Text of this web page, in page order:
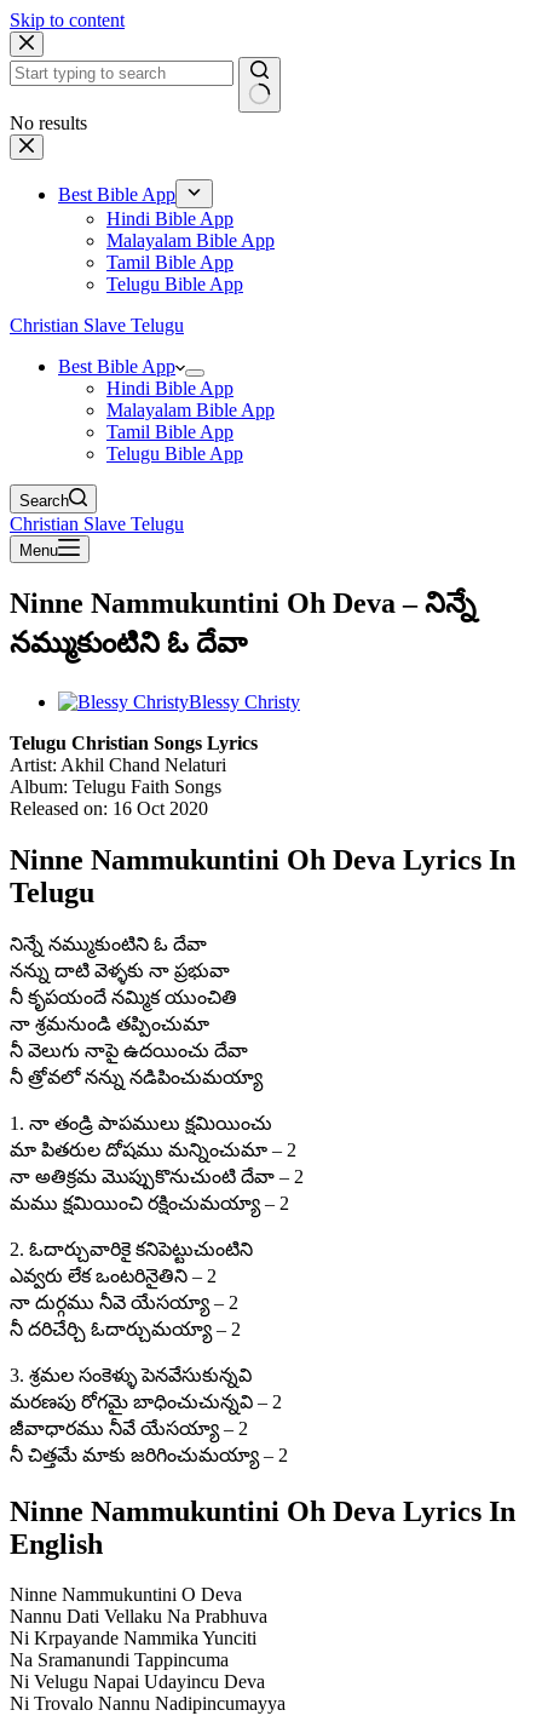
Skip to content
No results
Best Bible App
Hindi Bible App
Malayalam Bible App
Tamil Bible App
Telugu Bible App
Christian Slave Telugu
Best Bible App
Hindi Bible App
Malayalam Bible App
Tamil Bible App
Telugu Bible App
Search
Christian Slave Telugu
Menu
Ninne Nammukuntini Oh Deva – నిన్నే
నమ్ముకుంటిని ఓ దేవా
Blessy Christy
Telugu Christian Songs Lyrics
Artist: Akhil Chand Nelaturi
Album: Telugu Faith Songs
Released on: 16 Oct 2020
Ninne Nammukuntini Oh Deva Lyrics In
Telugu
నిన్నే నమ్ముకుంటిని ఓ దేవా
నన్ను దాటి వెళ్ళకు నా ప్రభువా
నీ కృపయందే నమ్మిక యుంచితి
నా శ్రమనుండి తప్పించుమా
నీ వెలుగు నాపై ఉదయించు దేవా
నీ త్రోవలో నన్ను నడిపించుమయ్యా
1. నా తండ్రి పాపములు క్షమియించు
మా పితరుల దోషము మన్నించుమా – 2
నా అతిక్రమ మొప్పుకొనుచుంటి దేవా – 2
మము క్షమియించి రక్షించుమయ్యా – 2
2. ఓదార్చువారికై కనిపెట్టుచుంటిని
ఎవ్వరు లేక ఒంటరినైతిని – 2
నా దుర్గము నీవె యేసయ్యా – 2
నీ దరిచేర్చి ఓదార్చుమయ్యా – 2
3. శ్రమల సంకెళ్ళు పెనవేసుకున్నవి
మరణపు రోగమై బాధించుచున్నవి – 2
జీవాధారము నీవే యేసయ్యా – 2
నీ చిత్తమే మాకు జరిగించుమయ్యా – 2
Ninne Nammukuntini Oh Deva Lyrics In
English
Ninne Nammukuntini O Deva
Nannu Dati Vellaku Na Prabhuva
Ni Krpayande Nammika Yunciti
Na Sramanundi Tappincuma
Ni Velugu Napai Udayincu Deva
Ni Trovalo Nannu Nadipincumayya